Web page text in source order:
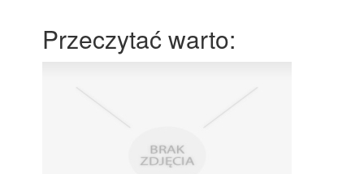
Przeczytać warto: